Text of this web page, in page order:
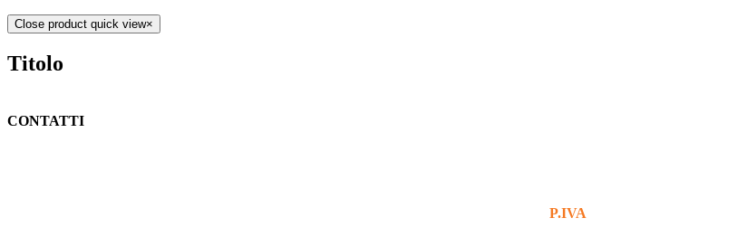
Close product quick view×
Titolo
CONTATTI
P.IVA